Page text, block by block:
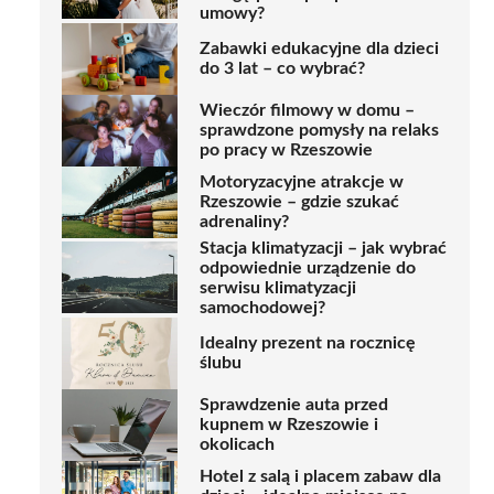
umowy?
Zabawki edukacyjne dla dzieci
do 3 lat – co wybrać?
Wieczór filmowy w domu –
sprawdzone pomysły na relaks
po pracy w Rzeszowie
Motoryzacyjne atrakcje w
Rzeszowie – gdzie szukać
adrenaliny?
Stacja klimatyzacji – jak wybrać
odpowiednie urządzenie do
serwisu klimatyzacji
samochodowej?
Idealny prezent na rocznicę
ślubu
Sprawdzenie auta przed
kupnem w Rzeszowie i
okolicach
Hotel z salą i placem zabaw dla